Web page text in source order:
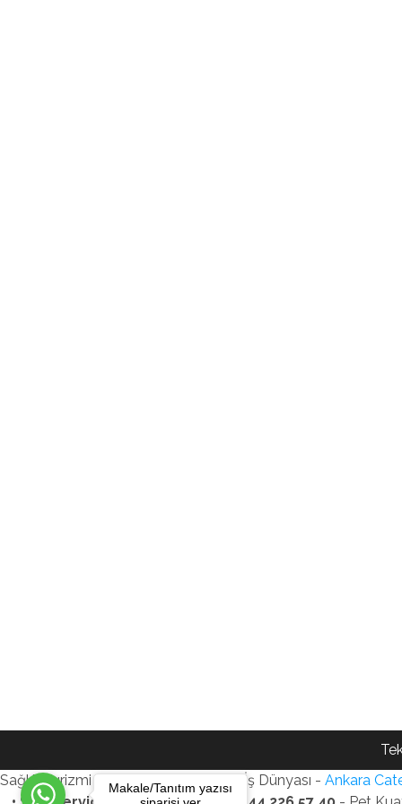
Sağlık Turizmi Reklam Ajansı - Gezi - İş Dünyası - Ankara
Makale/Tanıtım yazısı